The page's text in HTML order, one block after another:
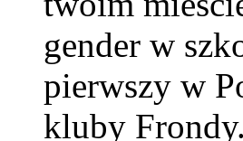
gender w
pierwszy w
kluby